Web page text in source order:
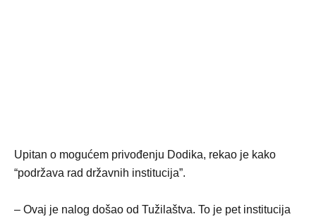
Upitan o mogućem privođenju Dodika, rekao je kako
“podržava rad državnih institucija”.
– Ovaj je nalog došao od Tužilaštva. To je pet institucija